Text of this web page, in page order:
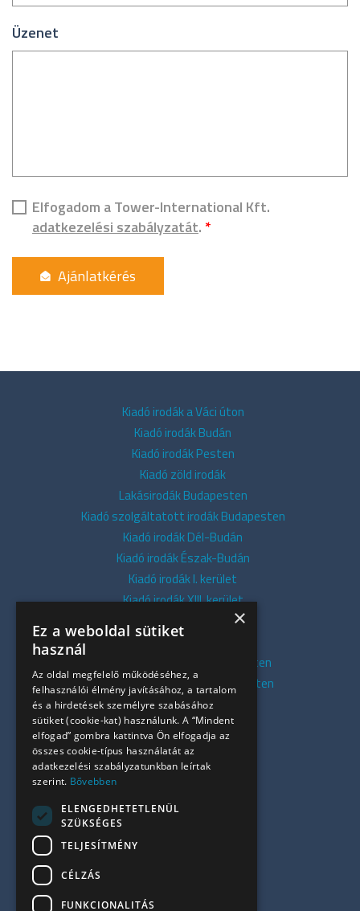
Üzenet
Elfogadom a Tower-International Kft.
adatkezelési szabályzatát. *
Kiadó irodák a Váci úton
Kiadó irodák Budán
Kiadó irodák Pesten
Kiadó zöld irodák
Lakásirodák Budapesten
Kiadó szolgáltatott irodák Budapesten
Kiadó irodák Dél-Budán
Kiadó irodák Észak-Budán
Kiadó irodák I. kerület
Kiadó irodák XIII. kerület
Kiadó irodák V. kerület
Kiadó irodák XI. kerület
Kiadó belvárosi irodák Budapesten
Kiadó presztízs irodák Budapesten
Kiadó azonnali irodák
Összes iroda
Szolgáltatásaink
Referenciák
Irodapiaci hírek
+36 30 949 9709
×
Ez a weboldal sütiket
használ
Az oldal megfelelő működéséhez, a
felhasználói élmény javításához, a tartalom
és a hirdetések személyre szabásához
sütiket (cookie-kat) használunk. A “Mindent
elfogad” gombra kattintva Ön elfogadja az
összes cookie-típus használatát az
adatkezelési szabályzatunkban leírtak
szerint. Bővebben
ELENGEDHETETLENÜL
SZÜKSÉGES
TELJESÍTMÉNY
CÉLZÁS
FUNKCIONALITÁS